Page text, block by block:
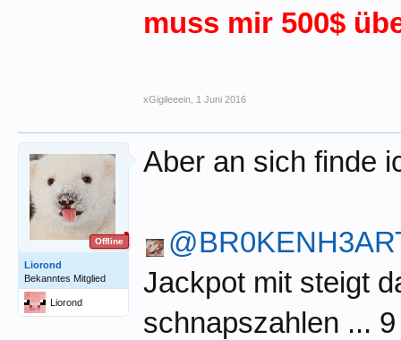
muss mir 500$
xGigileeein 1 Juni 2016
Offline
Liorond
Bekanntes Mitglied
Liorond
Aber an sich finde
Jackpot mit steigt
schnapszahlen ...